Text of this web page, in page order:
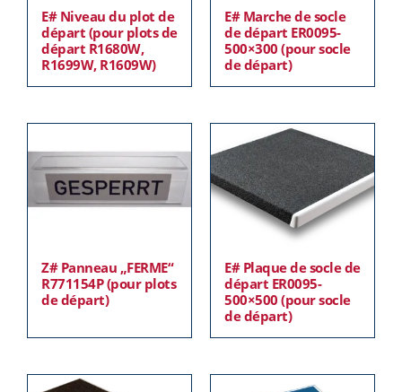
E# Niveau du plot de
départ (pour plots de
départ R1680W,
R1699W, R1609W)
E# Marche de socle
de départ ER0095-
500×300 (pour socle
de départ)
Z# Panneau „FERME“
R771154P (pour plots
de départ)
E# Plaque de socle de
départ ER0095-
500×500 (pour socle
de départ)